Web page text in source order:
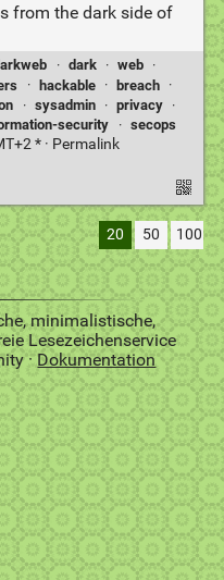
from the dark side of
· dark · web
·
· hackable · breach
·
· sysadmin · privacy
·
security · secops
* · Permalink
20 50 100
minimalistische,
Lesezeichenservice
·Dokumentation